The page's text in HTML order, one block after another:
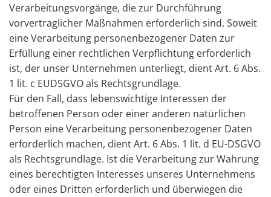
Verarbeitungsvorgänge, die zur Durchführung
vorvertraglicher Maßnahmen erforderlich sind. Soweit
eine Verarbeitung personenbezogener Daten zur
Erfüllung einer rechtlichen Verpflichtung erforderlich
ist, der unser Unternehmen unterliegt, dient Art. 6 Abs.
1 lit. c EUDSGVO als Rechtsgrundlage.
Für den Fall, dass lebenswichtige Interessen der
betroffenen Person oder einer anderen natürlichen
Person eine Verarbeitung personenbezogener Daten
erforderlich machen, dient Art. 6 Abs. 1 lit. d EU-DSGVO
als Rechtsgrundlage. Ist die Verarbeitung zur Wahrung
eines berechtigten Interesses unseres Unternehmens
oder eines Dritten erforderlich und überwiegen die